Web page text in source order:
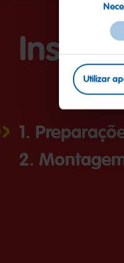
consentimento
Utilizar
1.
2.